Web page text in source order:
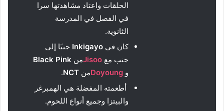
الحلقات واعتاد مشاهدتها سرا
في الفصل في المدرسة
الثانوية.
كان في Inkigayo جنبًا إلى
جنب مع Jisooمن Black Pink
و Doyoungمن NCT
.
أطعمته المفضلة هي الهمبرغر
والبيتزا وجميع أنواع اللحوم.